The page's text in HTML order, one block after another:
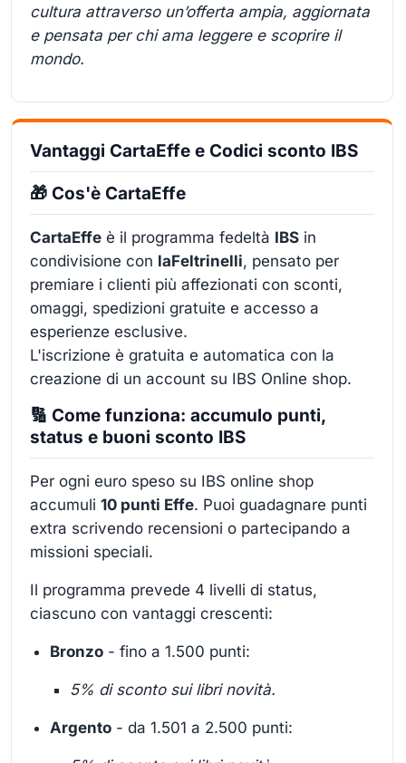
cultura attraverso un’offerta ampia, aggiornata
e pensata per chi ama leggere e scoprire il
mondo.
Vantaggi CartaEffe e Codici sconto IBS
🎁 Cos'è CartaEffe
CartaEffe è il programma fedeltà IBS in
condivisione con laFeltrinelli, pensato per
premiare i clienti più affezionati con sconti,
omaggi, spedizioni gratuite e accesso a
esperienze esclusive.
L'iscrizione è gratuita e automatica con la
creazione di un account su IBS Online shop.
🔢 Come funziona: accumulo punti,
status e buoni sconto IBS
Per ogni euro speso su IBS online shop
accumuli 10 punti Effe. Puoi guadagnare punti
extra scrivendo recensioni o partecipando a
missioni speciali.
Il programma prevede 4 livelli di status,
ciascuno con vantaggi crescenti:
Bronzo - fino a 1.500 punti:
5% di sconto sui libri novità.
Argento - da 1.501 a 2.500 punti: